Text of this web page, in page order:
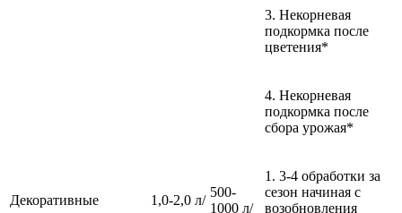
3. Некорневая
подкормка после
цветения*
4. Некорневая
подкормка после
сбора урожая*
Декоративные
1,0-2,0 л/
500-
1000 л/
1. 3-4 обработки за
сезон начиная с
возобновления